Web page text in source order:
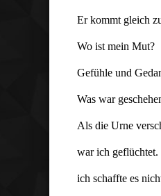
Er kommt gleich
Wo ist mein Mut?
Gefühle und
Was war
Als die Urne
war ich geflüchtet.
ich schaffte es